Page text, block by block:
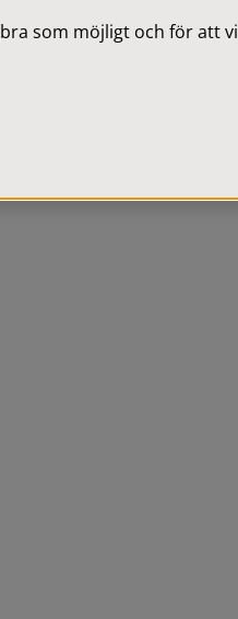
som möjligt och för att vi